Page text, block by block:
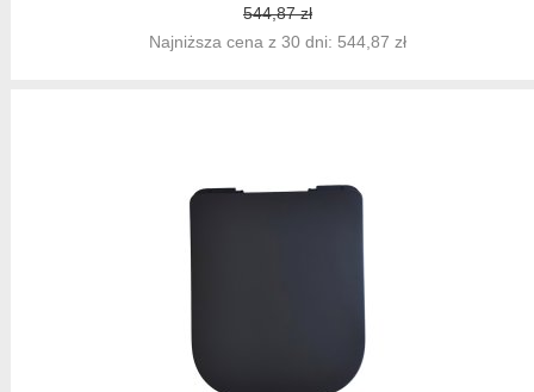
544,87 zł
Najniższa cena z 30 dni: 544,87 zł